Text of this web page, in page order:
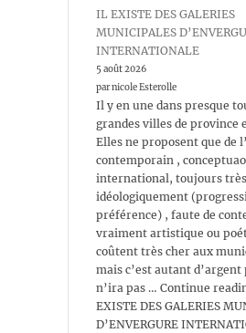
IL EXISTE DES GALERIES
MUNICIPALES
INTERNATIONALE
5 août 2026
par nicole Esterolle
Il y en une dans presque
grandes villes de province
Elles ne proposent que de
contemporain ,
international, toujours
idéologiquement
préférence) , faute de
vraiment artistique ou
coûtent très cher aux
mais c’est autant
n’ira pas … Continue
EXISTE DES GALERIES
D’ENVERGURE